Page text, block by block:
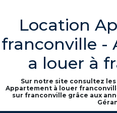
Location
franconville -
a louer à
Sur notre site consultez
Appartement à louer
sur franconville grâce aux